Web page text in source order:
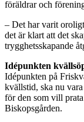
föräldrar och
– Det har varit
det är klart att det
trygghetsskapande
Idépunkten
Idépunkten på
kvällstid, ska nu
för den som vill
Biskopsgården.